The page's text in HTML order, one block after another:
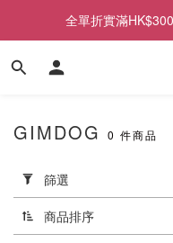
全單折實滿
用
篩
選
(0/20)
GIMDOG 0 件商品
篩選
商品排序